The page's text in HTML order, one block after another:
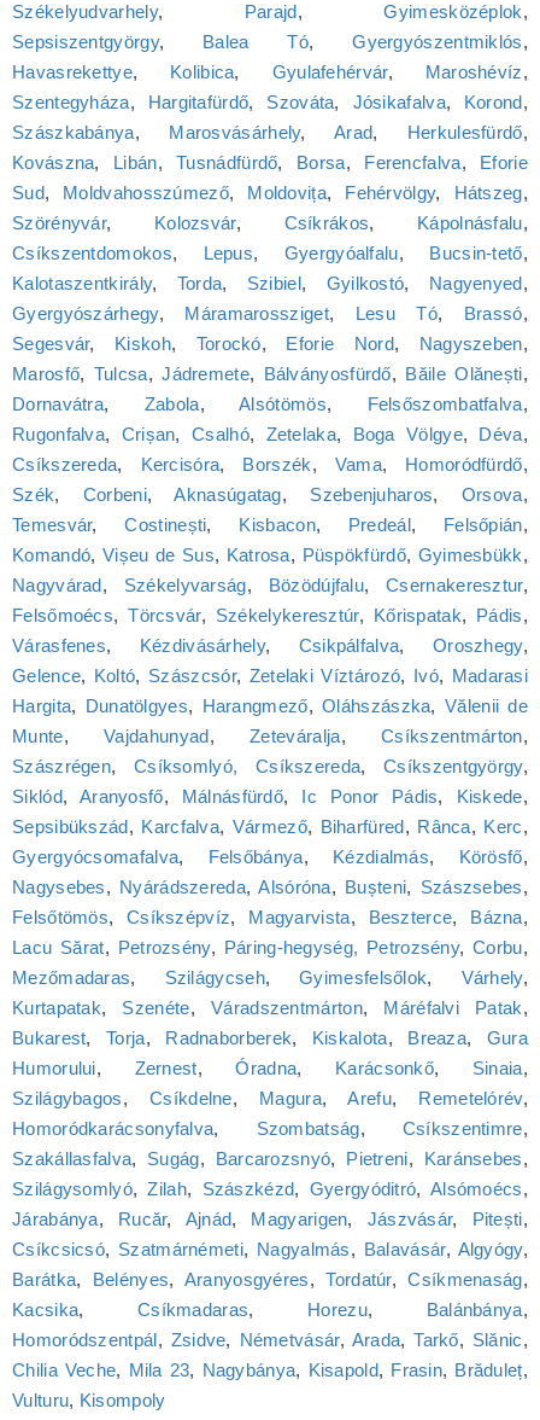
Székelyudvarhely, Parajd,Gyimesközéplok,
Sepsiszentgyörgy, Balea Tó,Gyergyószentmiklós,
Havasrekettye, Kolibica, Gyulafehérvár, Maroshévíz,
Szentegyháza, Hargitafürdő, Szováta, Jósikafalva, Korond,
Szászkabánya, Marosvásárhely, Arad, Herkulesfürdő,
Kovászna, Libán,Tusnádfürdő, Borsa, Ferencfalva, Eforie
Sud, Moldvahosszúmező, Moldovița, Fehérvölgy, Hátszeg,
Szörényvár, Kolozsvár, Csíkrákos, Kápolnásfalu,
Csíkszentdomokos, Lepus, Gyergyóalfalu, Bucsin-tető,
Kalotaszentkirály, Torda, Szibiel, Gyilkostó, Nagyenyed,
Gyergyószárhegy, Máramarossziget, Lesu Tó, Brassó,
Segesvár, Kiskoh, Torockó, Eforie Nord, Nagyszeben,
Marosfő, Tulcsa,Jádremete, Bálványosfürdő, Băile Olănești,
Dornavátra, Zabola,Alsótömös, Felsőszombatfalva,
Rugonfalva, Crișan,Csalhó, Zetelaka, Boga Völgye, Déva,
Csíkszereda, Kercisóra, Borszék, Vama, Homoródfürdő,
Szék, Corbeni,Aknasúgatag, Szebenjuharos, Orsova,
Temesvár,Costinești, Kisbacon, Predeál, Felsőpián,
Komandó, Vișeu de Sus, Katrosa, Püspökfürdő, Gyimesbükk,
Nagyvárad, Székelyvarság, Bözödújfalu,Csernakeresztur,
Felsőmoécs,Törcsvár, Székelykeresztúr, Kőrispatak, Pádis,
Várasfenes, Kézdivásárhely, Csikpálfalva, Oroszhegy,
Gelence, Koltó, Szászcsór, Zetelaki Víztározó, Ivó, Madarasi
Hargita, Dunatölgyes, Harangmező,Oláhszászka, Vălenii de
Munte,Vajdahunyad,Zeteváralja,Csíkszentmárton,
Szászrégen, Csíksomlyó, Csíkszereda,Csíkszentgyörgy,
Siklód, Aranyosfő, Málnásfürdő, Ic Ponor Pádis, Kiskede,
Sepsibükszád, Karcfalva, Vármező, Biharfüred, Rânca, Kerc,
Gyergyócsomafalva, Felsőbánya, Kézdialmás, Körösfő,
Nagysebes, Nyárádszereda,Alsóróna, Bușteni, Szászsebes,
Felsőtömös, Csíkszépvíz, Magyarvista, Beszterce, Bázna,
Lacu Sărat, Petrozsény, Páring-hegység, Petrozsény,Corbu,
Mezőmadaras, Szilágycseh,Gyimesfelsőlok, Várhely,
Kurtapatak, Szenéte,Váradszentmárton, Máréfalvi Patak,
Bukarest,Torja, Radnaborberek, Kiskalota, Breaza, Gura
Humorului, Zernest,Óradna, Karácsonkő, Sinaia,
Szilágybagos,Csíkdelne, Magura,Arefu, Remetelórév,
Homoródkarácsonyfalva, Szombatság, Csíkszentimre,
Szakállasfalva, Sugág, Barcarozsnyó, Pietreni, Karánsebes,
Szilágysomlyó,Zilah, Szászkézd, Gyergyóditró, Alsómoécs,
Járabánya, Rucăr, Ajnád, Magyarigen, Jászvásár, Pitești,
Csíkcsicsó, Szatmárnémeti, Nagyalmás, Balavásár, Algyógy,
Barátka, Belényes, Aranyosgyéres,Tordatúr,Csíkmenaság,
Kacsika, Csíkmadaras, Horezu, Balánbánya,
Homoródszentpál, Zsidve, Németvásár, Arada,Tarkő, Slănic,
Chilia Veche, Mila 23, Nagybánya, Kisapold, Frasin, Brăduleț,
Vulturu, Kisompoly